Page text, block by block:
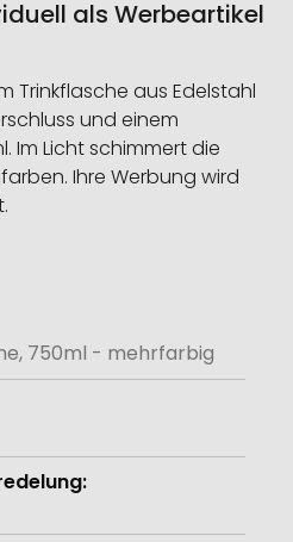
als Werbeartikel
Trinkflasche aus Edelstahl
und einem
Im Licht schimmert die
Ihre Werbung wird
750ml - mehrfarbig